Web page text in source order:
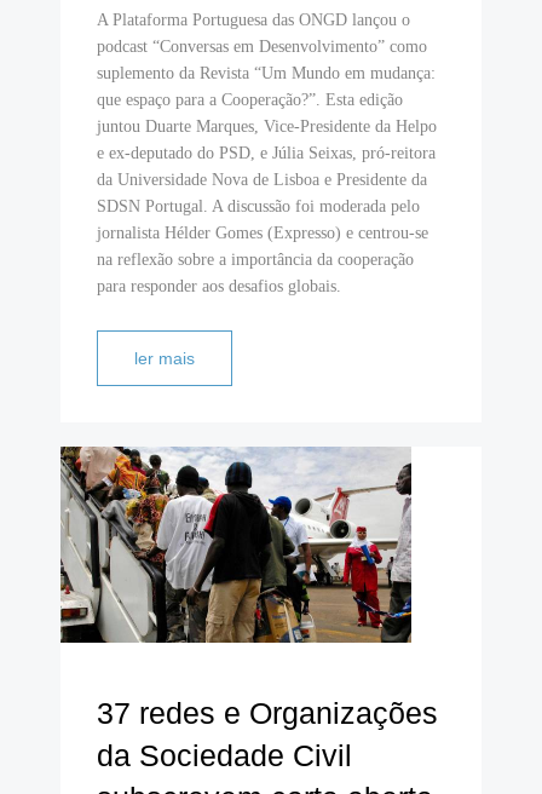
A Plataforma Portuguesa das ONGD lançou o
podcast “Conversas em Desenvolvimento” como
suplemento da Revista “Um Mundo em mudança:
que espaço para a Cooperação?”. Esta edição
juntou Duarte Marques, Vice-Presidente da Helpo
e ex-deputado do PSD, e Júlia Seixas, pró-reitora
da Universidade Nova de Lisboa e Presidente da
SDSN Portugal. A discussão foi moderada pelo
jornalista Hélder Gomes (Expresso) e centrou-se
na reflexão sobre a importância da cooperação
para responder aos desafios globais.
ler mais
37 redes e Organizações
da Sociedade Civil